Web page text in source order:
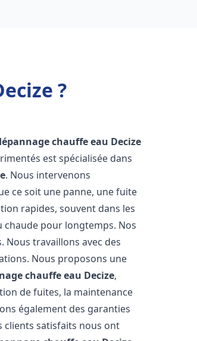
?
chauffe eau Decize
est spécialisée dans
. Nous intervenons
ce soit une panne, une fuite
rapides, souvent dans les
chaude pour longtemps. Nos
travaillons avec des
Nous proposons une
chauffe eau Decize,
de fuites, la maintenance
également des garanties
satisfaits nous ont